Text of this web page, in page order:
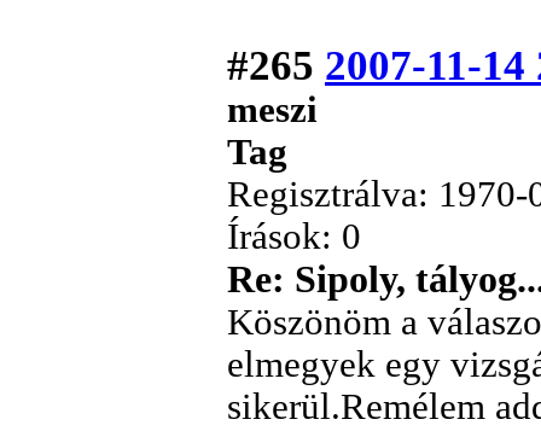
#265 2007-11-14
meszi
Tag
Regisztrálva: 1970-
Írások: 0
Re: Sipoly,
Köszönöm a
elmegyek egy
sikerül.Remélem